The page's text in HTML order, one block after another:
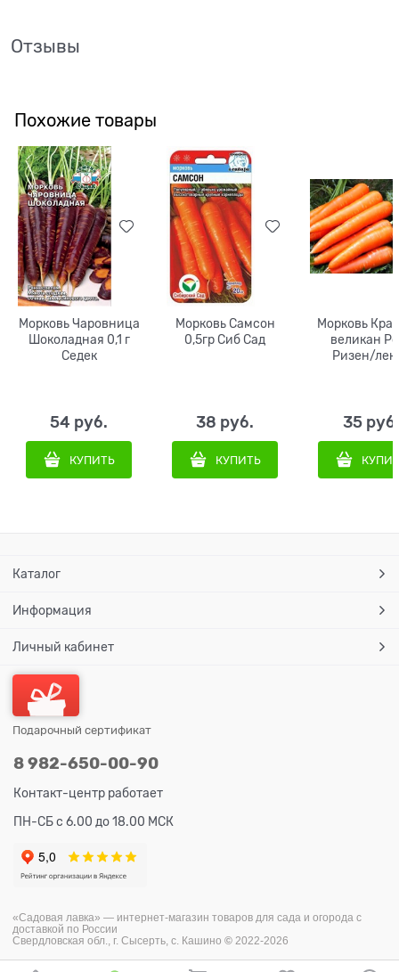
Отзывы
Похожие товары
Морковь Чаровница
Шоколадная 0,1 г
Седек
54 руб.
КУПИТЬ
Морковь Самсон
0,5гр Сиб Сад
38 руб.
КУПИТЬ
Морковь
великан
Ризен/
35 руб.
Каталог
Информация
Личный кабинет
Подарочный сертификат
8 982-650-00-90
Контакт-центр работает
ПН-СБ с 6.00 до 18.00 МСК
«Садовая лавка» — интернет-магазин товаров для сада и огорода с
доставкой по России
Свердловская обл., г. Сысерть, с. Кашино © 2022-2026